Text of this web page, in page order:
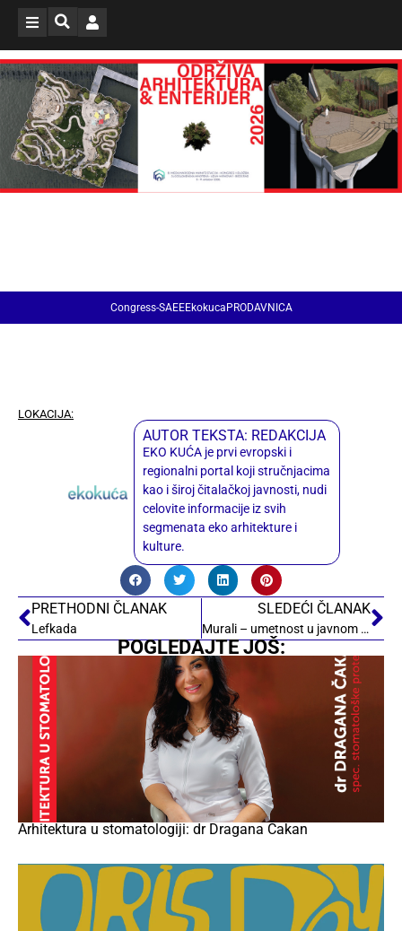
Congress-SAEEEkokucaPRODAVNICA
LOKACIJA:
AUTOR TEKSTA: REDAKCIJA
EKO KUĆA je prvi evropski i
regionalni portal koji stručnjacima
kao i široj čitalačkoj javnosti, nudi
celovite informacije iz svih
segmenata eko arhitekture i
kulture.
PRETHODNI ČLANAK
Lefkada
SLEDEĆI ČLANAK
Murali – umetnost u javnom prostoru
POGLEDAJTE JOŠ:
Arhitektura u stomatologiji: dr Dragana Čakan